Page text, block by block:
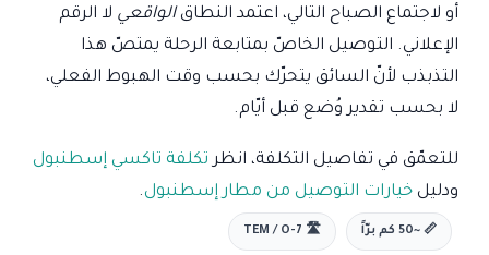
أو لاجتماع الصباح التالي، اعتمد النطاقالواقعي لا الرقم
الإعلاني. التوصيل الخاصّ بمتابعة الرحلة يمتصّ هذا
التذبذب لأنّ السائق يتحرّك بحسب وقت الهبوط الفعلي،
لا بحسب تقدير وُضع قبل أيّام.
للتعمّق في تفاصيل التكلفة، انظر تكلفة تاكسي إسطنبول
ودليلخيارات التوصيل من مطار إسطنبول.
📏 ~50 كم برّاً 🛣 TEM / O-7